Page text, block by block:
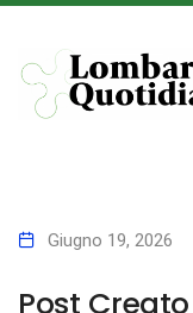
Giugno 19, 2026
Post Creato